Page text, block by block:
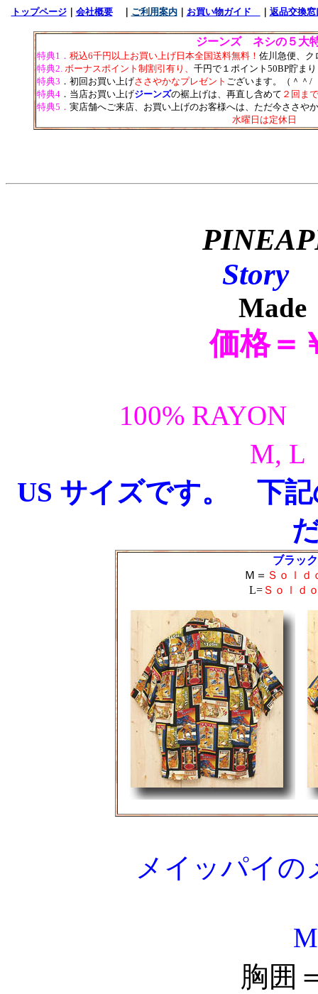
トップページ｜ 会社概要｜ ご利用案内｜ お買い物ガイド 返品交換
ジーンズ ネシの５大
特典1． 税込6千円以上お買い上げ日本全国送料無料！ 佐川急便、ク
特典2. ボーナスポイント制割引有り、 千円で１ポイント50BP貯ま
特典3 ．初回お買い上げささやかなプレゼント ございます。（＾
特典4．当店お買い上げジーンズの裾上げは、再直し含めて ２回ま
特典5． 実店舗へご来店、お買い上げのお客様へは、ただ今ささや
水曜日は定休日
Story
価格＝
100%
M,
US サイズです。 下記
ブラック
Ｍ＝ Ｓｏｌｄ
L=Ｓｏｌｄ
メイッパイ
胸囲